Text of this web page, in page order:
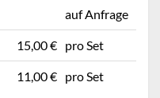
auf Anfrage
15,00 € pro Set
11,00 € pro Set